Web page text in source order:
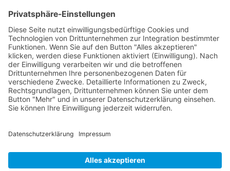
Verbesserung der Kommunikation und
Stärkung der Beziehung zu lösen.
© 2026 Frank Hartung Ihr Mediator bei Konflikten in Familie,